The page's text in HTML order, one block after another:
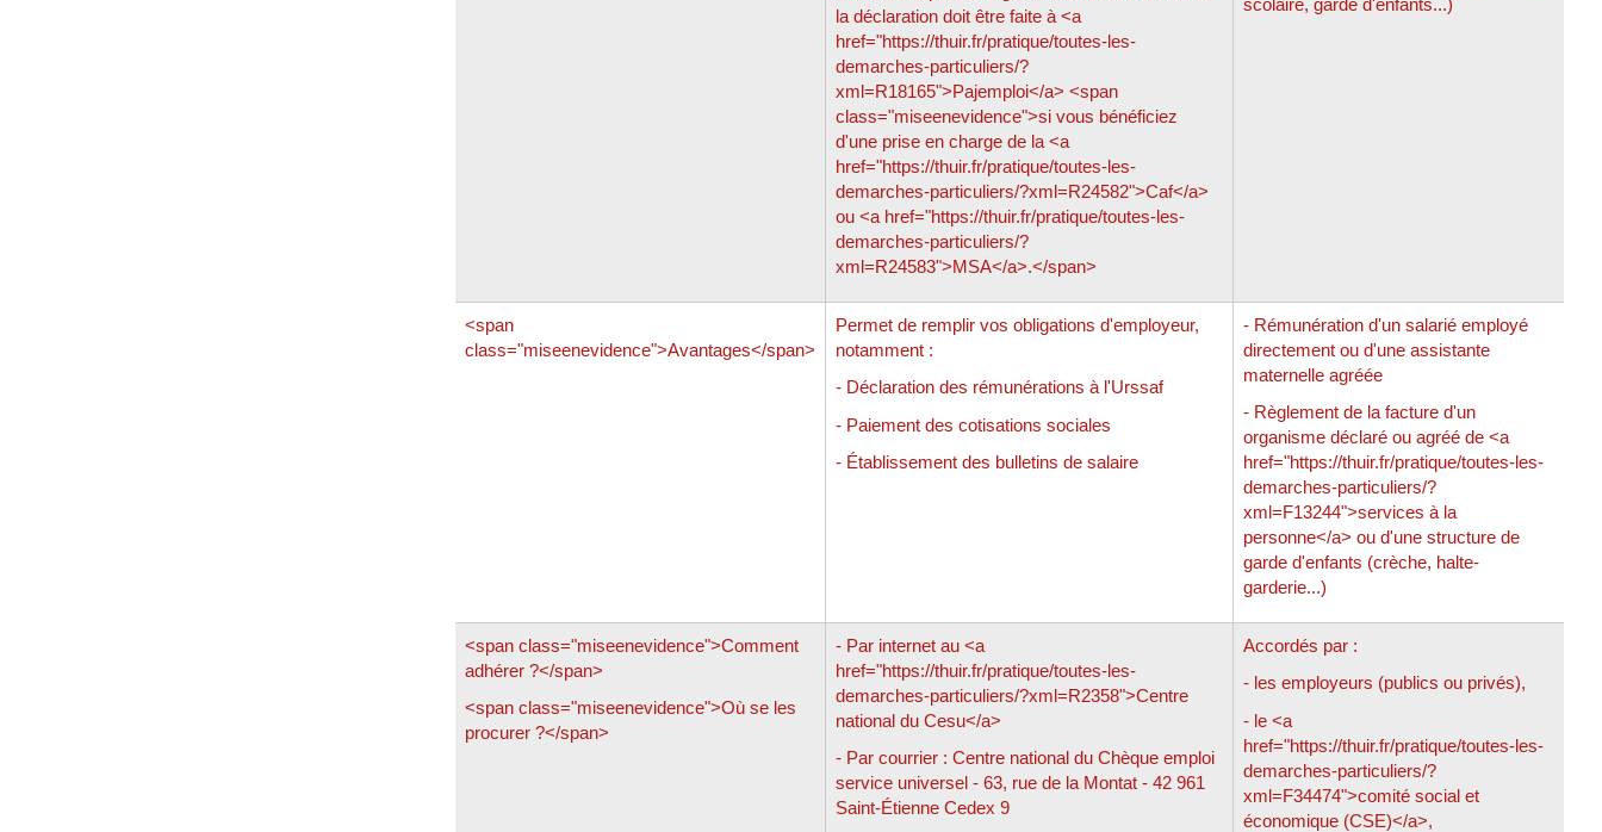
la déclaration doit être faite à <a
href="https://thuir.fr/pratique/toutes-les-
demarches-particuliers/?
xml=R18165">Pajemploi</a> <span
class="miseenevidence">si vous bénéficiez
d'une prise en charge de la <a
href="https://thuir.fr/pratique/toutes-les-
demarches-particuliers/?xml=R24582">Caf</a>
ou <a href="https://thuir.fr/pratique/toutes-les-
demarches-particuliers/?
xml=R24583">MSA</a>.</span>
scolaire, garde d'enfants...)
<span
class="miseenevidence">Avantages</span>
Permet de remplir vos obligations d'employeur,
notamment :
- Déclaration des rémunérations à l'Urssaf
- Paiement des cotisations sociales
- Établissement des bulletins de salaire
- Rémunération d'un salarié employé
directement ou d'une assistante
maternelle agréée
- Règlement de la facture d'un
organisme déclaré ou agréé de <a
href="https://thuir.fr/pratique/toutes-les-
demarches-particuliers/?
xml=F13244">services à la
personne</a> ou d'une structure de
garde d'enfants (crèche, halte-
garderie...)
<span class="miseenevidence">Comment
adhérer ?</span>
<span class="miseenevidence">Où se les
procurer ?</span>
- Par internet au <a
href="https://thuir.fr/pratique/toutes-les-
demarches-particuliers/?xml=R2358">Centre
national du Cesu</a>
- Par courrier : Centre national du Chèque emploi
service universel - 63, rue de la Montat - 42 961
Saint-Étienne Cedex 9
Accordés par :
- les employeurs (publics ou privés),
- le <a
href="https://thuir.fr/pratique/toutes-les-
demarches-particuliers/?
xml=F34474">comité social et
économique (CSE)</a>,